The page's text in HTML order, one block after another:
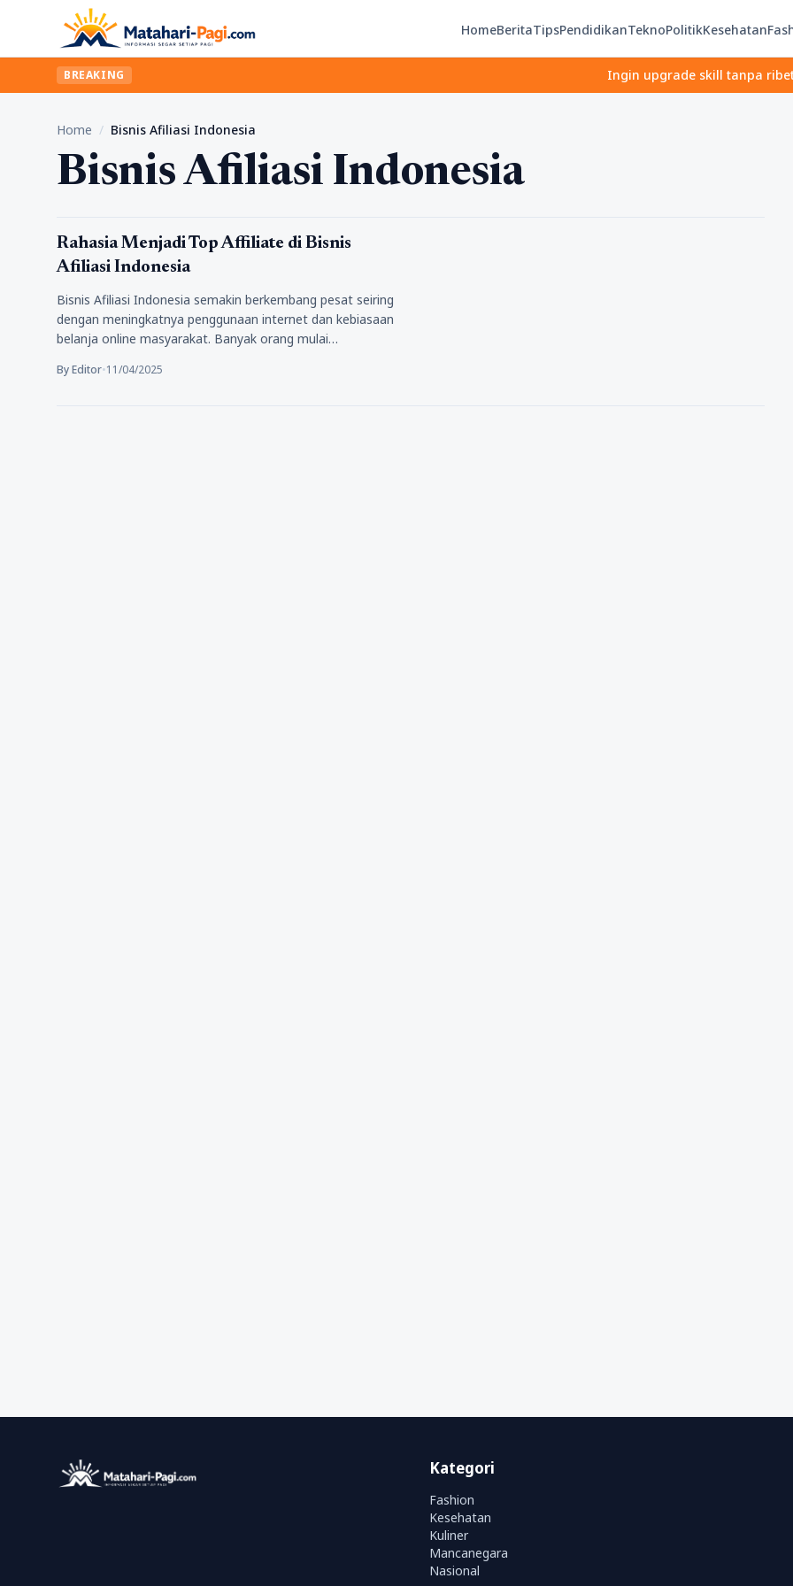
HomeBeritaTipsPendidikanTeknoPolitikKesehatan
BREAKING Ingin upgrade skill tanpa ribet?
Home / Bisnis Afiliasi Indonesia
Bisnis Afiliasi Indonesia
Tips
Rahasia Menjadi Top Affiliate di Bisnis
Afiliasi Indonesia
Bisnis Afiliasi Indonesia semakin berkembang pesat seiring
dengan meningkatnya penggunaan internet dan kebiasaan
belanja online masyarakat. Banyak orang mulai
By Editor•11/04/2025
Kategori
Fashion
Kesehatan
Kuliner
Mancanegara
Nasional